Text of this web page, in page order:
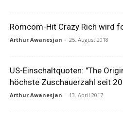
Romcom-Hit Crazy Rich wird
Arthur Awanesjan - 25. August 2018
US-Einschaltquoten: "The
höchste Zuschauerzahl seit
Arthur Awanesjan - 13. April 2017